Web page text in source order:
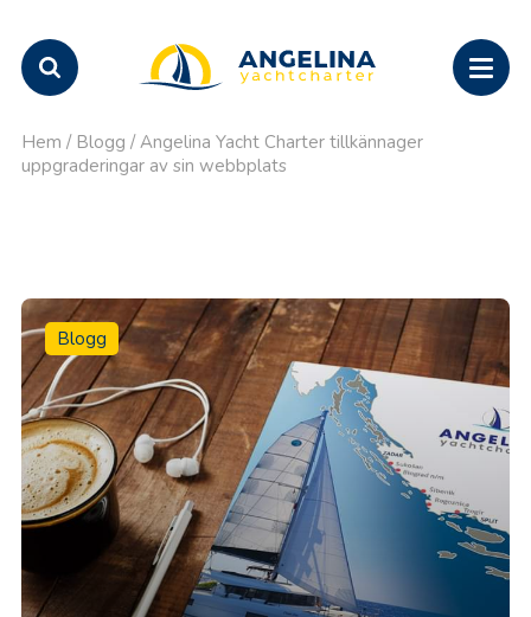
Hem / Blogg / Angelina Yacht Charter tillkännager
uppgraderingar av sin webbplats
Blogg